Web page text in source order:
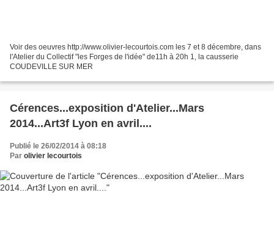
Voir des oeuvres http://www.olivier-lecourtois.com les 7 et 8 décembre, dans
l'Atelier du Collectif "les Forges de l'idée" de11h à 20h 1, la causserie
COUDEVILLE SUR MER
Cérences...exposition d'Atelier...Mars
2014...Art3f Lyon en avril....
Publié le 26/02/2014 à 08:18
Par olivier lecourtois